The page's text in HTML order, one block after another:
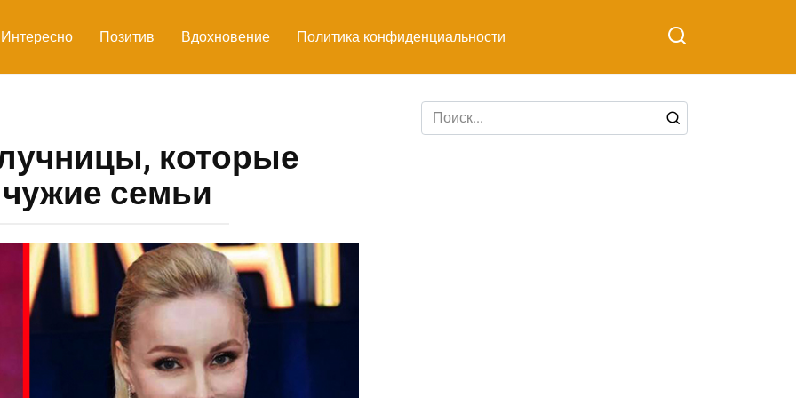
Интересно Позитив Вдохновение Политика конфиденциальности
которые
семьи
Search
for: